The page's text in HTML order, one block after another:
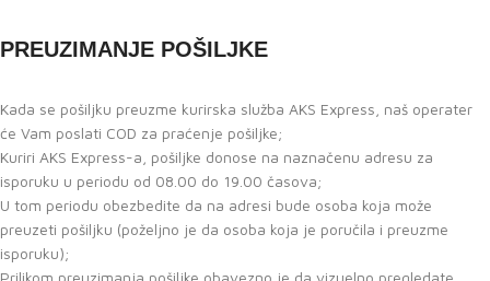
PREUZIMANJE POŠILJKE
Kada se pošiljku preuzme kurirska služba AKS Express, naš operater
će Vam poslati COD za praćenje pošiljke;
Kuriri AKS Express-a, pošiljke donose na naznačenu adresu za
isporuku u periodu od 08.00 do 19.00 časova;
U tom periodu obezbedite da na adresi bude osoba koja može
preuzeti pošiljku (poželjno je da osoba koja je poručila i preuzme
isporuku);